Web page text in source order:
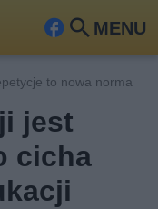
MENU
Fa
ook
Szu
to nowa norma
jest
cicha